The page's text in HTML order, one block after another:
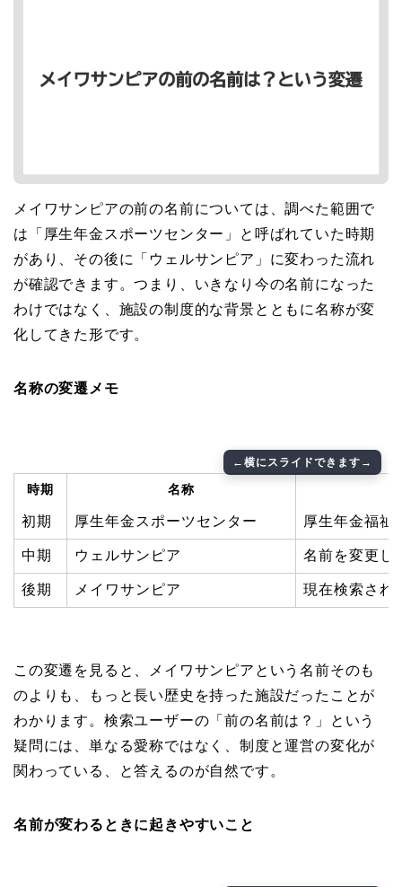
メイワサンピアの前の名前については、調べた範囲で
は「厚生年金スポーツセンター」と呼ばれていた時期
があり、その後に「ウェルサンピア」に変わった流れ
が確認できます。つまり、いきなり今の名前になった
わけではなく、施設の制度的な背景とともに名称が変
化してきた形です。
名称の変遷メモ
時期 名称
初期 厚生年金スポーツセンター 厚生年金福祉
中期 ウェルサンピア 名前を変更し
後期 メイワサンピア 現在検索され
この変遷を見ると、メイワサンピアという名前そのも
のよりも、もっと長い歴史を持った施設だったことが
わかります。検索ユーザーの「前の名前は？」という
疑問には、単なる愛称ではなく、制度と運営の変化が
関わっている、と答えるのが自然です。
名前が変わるときに起きやすいこと